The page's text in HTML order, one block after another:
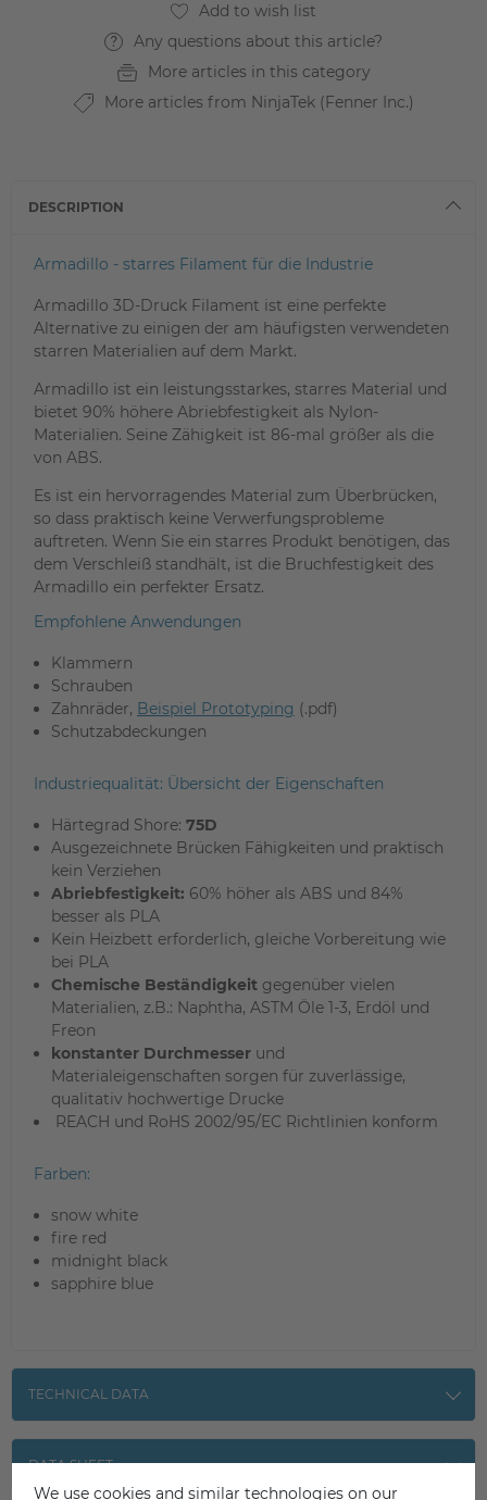
Any questions about this article?
More articles in this category
More articles from NinjaTek (Fenner Inc.)
DESCRIPTION
Armadillo - starres Filament für die Industrie
Armadillo 3D-Druck Filament ist eine perfekte
Alternative zu einigen der am häufigsten verwendeten
starren Materialien auf dem Markt.
Armadillo ist ein leistungsstarkes, starres Material und
bietet 90% höhere Abriebfestigkeit als Nylon-
Materialien. Seine Zähigkeit ist 86-mal größer als die
von ABS.
Es ist ein hervorragendes Material zum Überbrücken,
so dass praktisch keine Verwerfungsprobleme
auftreten. Wenn Sie ein starres Produkt benötigen, das
dem Verschleiß standhält, ist die Bruchfestigkeit des
Armadillo ein perfekter Ersatz.
Empfohlene Anwendungen
Klammern
Schrauben
Zahnräder, Beispiel Prototyping (.pdf)
Schutzabdeckungen
Industriequalität: Übersicht der Eigenschaften
Härtegrad Shore: 75D
Ausgezeichnete Brücken Fähigkeiten und praktisch
kein Verziehen
Abriebfestigkeit: 60% höher als ABS und 84%
besser als PLA
Kein Heizbett erforderlich, gleiche Vorbereitung wie
bei PLA
Chemische Beständigkeit gegenüber vielen
Materialien, z.B.: Naphtha, ASTM Öle 1-3, Erdöl und
Freon
konstanter Durchmesser und
Materialeigenschaften sorgen für zuverlässige,
qualitativ hochwertige Drucke
REACH und RoHS 2002/95/EC Richtlinien konform
Farben:
snow white
fire red
midnight black
sapphire blue
TECHNICAL DATA
DATA SHEET
We use cookies and similar technologies on our